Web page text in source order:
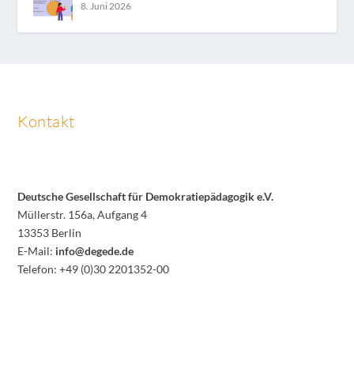
8. Juni 2026
Kontakt
Deutsche Gesellschaft für Demokratiepädagogik e.V.
Müllerstr. 156a, Aufgang 4
13353 Berlin
E-Mail: info@degede.de
Telefon: +49 (0)30 2201352-00